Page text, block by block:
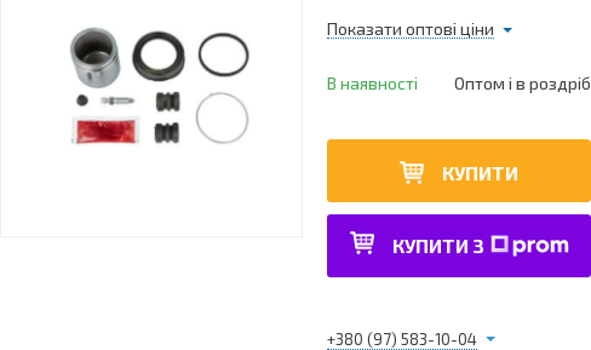
Показати оптові ціни
В наявності Оптом і в роздріб
КУПИТИ
КУПИТИ З
+380 (97) 583-10-04